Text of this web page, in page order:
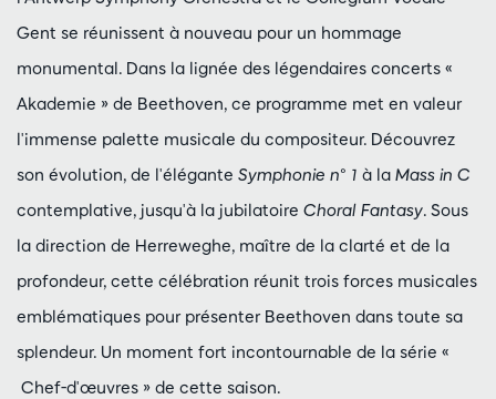
Gent se réunissent à nouveau pour un hommage
monumental. Dans la lignée des légendaires concerts «
Akademie » de Beethoven, ce programme met en valeur
l'immense palette musicale du compositeur. Découvrez
son évolution, de l'élégante Symphonie n° 1 à la Mass in C
contemplative, jusqu'à la jubilatoire Choral Fantasy. Sous
la direction de Herreweghe, maître de la clarté et de la
profondeur, cette célébration réunit trois forces musicales
emblématiques pour présenter Beethoven dans toute sa
splendeur. Un moment fort incontournable de la série «
Chef-d'œuvres » de cette saison.